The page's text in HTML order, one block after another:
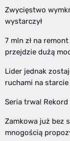
Zwycięstwo
wystarczył
7 mln zł na
przejdzie dużą
Lider jednak
ruchami na
Seria trwa!
Zamkowa już bez
mnogością